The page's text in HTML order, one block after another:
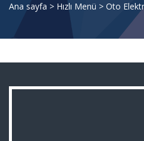
Ana sayfa > Hızlı Menü > Oto